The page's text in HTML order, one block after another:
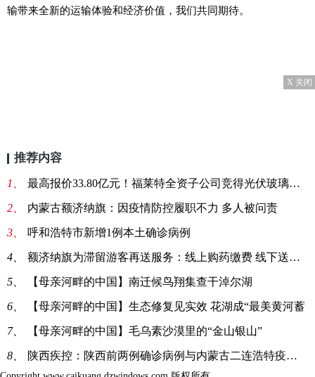
输带来全新的运输体验和经济价值，我们共同期待。
X 关闭
推荐内容
1、 最高报价33.80亿元！福莱特全资子公司竞得光伏玻璃采矿权
2、 内蒙古额济纳旗：因疫情防控履职不力 多人被问责
3、 呼和浩特市新增1例本土确诊病例
4、 额济纳旗为滞留游客再送服务：线上购药缴费 线下送药上门
5、 【母亲河畔的中国】南迁候鸟翔集查干淖尔湖
6、 【母亲河畔的中国】生态修复见实效 花湖成“最美黄河蓄
7、 【母亲河畔的中国】毛乌素沙漠里的“金山银山”
8、 陕西疾控：陕西前两例确诊病例与内蒙古二连浩特疫情无关